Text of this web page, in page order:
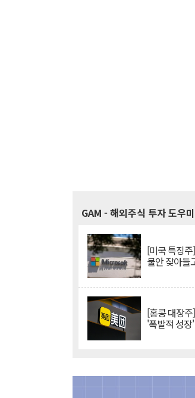
GAM - 해외주식 투자 도우미
[미국 특징
불안 잦아들
[홍콩 대장
'폭발적 성장'